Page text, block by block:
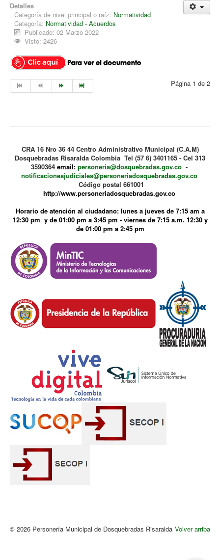
Detalles
Categoría de nivel principal o raíz: Normatividad
Categoría: Normatividad - Acuerdos
Publicado: 02 Marzo 2022
Visto: 2426
Página 1 de 2
CRA 16 Nro 36 44 Centro Administrativo Municipal (C.A.M)
Dosquebradas Risaralda Colombia Tel (57 6) 3401165 - Cel 313
3590364 email: personeria@dosquebradas.gov.co-
notificacionesjudiciales@personeriadosquebradas.gov.co
Código postal 661001
http://www.personeriadosquebradas.gov.co
Horario de atención al ciudadano: lunes a jueves de 7:15 am a
12:30 pm y de 01:00 pm a 3:45 pm - viernes de 7:15 a.m. 12:30 y
de 01:00 pm a 2:45 pm
Volver arriba
© 2026 Personería Municipal de Dosquebradas Risaralda